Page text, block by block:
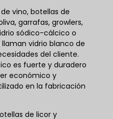
vino, botellas de
garrafas, growlers,
sódico-cálcico o
vidrio blanco de
del cliente.
es fuerte y duradero
económico y
en la fabricación
de licor y